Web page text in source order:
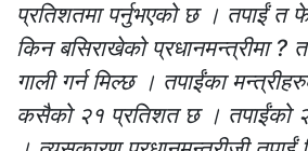
प्रतिशतमा पर्नुभएको छ । तपाईं
किन बसिराखेको प्रधानमन्त्रीमा ?
गाली गर्न मिल्छ । तपाईंका
कसैको २१ प्रतिशत छ ।